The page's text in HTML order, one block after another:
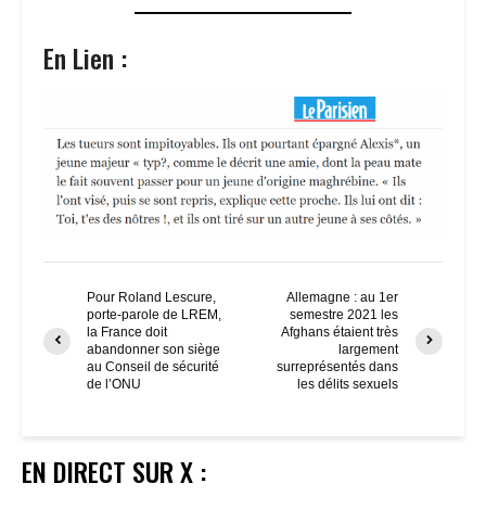
En Lien :
Pour Roland Lescure,
porte-parole de LREM,
la France doit
abandonner son siège
au Conseil de sécurité
de l’ONU
Allemagne : au 1er
semestre 2021 les
Afghans étaient très
largement
surreprésentés dans
les délits sexuels
EN DIRECT SUR X :